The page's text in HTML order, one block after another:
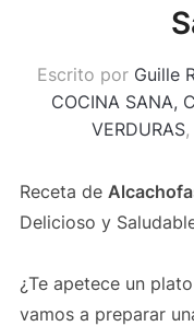
Escrito por Guille
COCINA SANA,
VERDURAS,
Receta de
Delicioso y
¿Te apetece un
vamos a preparar